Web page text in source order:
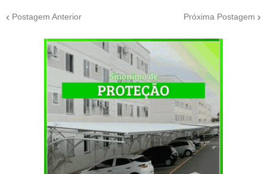
Postagem Anterior Próxima Postagem